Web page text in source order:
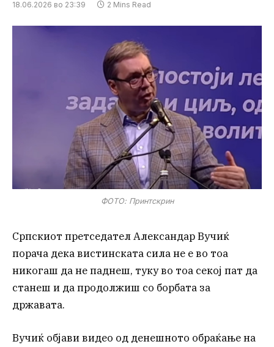
18.06.2026 во 23:39 2 Mins Read
ФОТО: Принтскрин
Српскиот претседател Александар Вучиќ
порача дека вистинската сила не е во тоа
никогаш да не паднеш, туку во тоа секој пат да
станеш и да продолжиш со борбата за
државата.
Вучиќ објави видео од денешното обраќање на